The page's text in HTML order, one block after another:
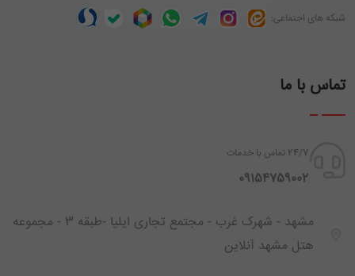
شبکه های اجتماعی:
تماس با ما
24/7 تماس با خدمات
‪ 09154759002
مشهد - شهرک غرب - مجتمع تجاری ایلیا -طبقه 3 - مجموعه
هتل مشهد آنلاین